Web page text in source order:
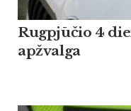
Rugpjūčio 4
apžvalga